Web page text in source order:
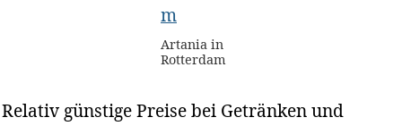
Artania in
Rotterdam
Relativ günstige Preise bei Getränken und